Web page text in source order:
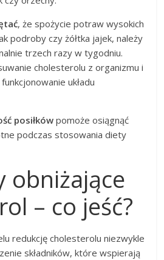
, że spożycie potraw wysokich
podroby czy żółtka jajek, należy
trzech razy w tygodniu.
cholesterolu z organizmu i
układu
posiłków pomoże osiągnąć
podczas stosowania diety
obniżające
– co jeść?
redukcję cholesterolu niezwykle
składników, które wspierają